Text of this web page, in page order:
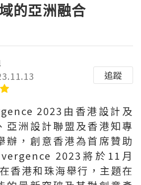
的亞洲融合
追蹤
2023由香港設計及
亞洲設計聯盟及香港知專
辦，創意香港為首席贊助
2023將於11月
香港和珠海舉行，主題在